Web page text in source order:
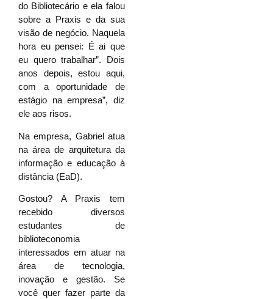
do Bibliotecário e ela falou
sobre a Praxis e da sua
visão de negócio. Naquela
hora eu pensei: É ai que
eu quero trabalhar”. Dois
anos depois, estou aqui,
com a oportunidade de
estágio na empresa”, diz
ele aos risos.
Na empresa, Gabriel atua
na área de arquitetura da
informação e educação à
distância (EaD).
Gostou? A Praxis tem
recebido diversos
estudantes de
biblioteconomia
interessados em atuar na
área de tecnologia,
inovação e gestão. Se
você quer fazer parte da